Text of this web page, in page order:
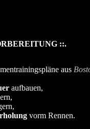
::.
aus
aufbauen,
vorm Rennen.